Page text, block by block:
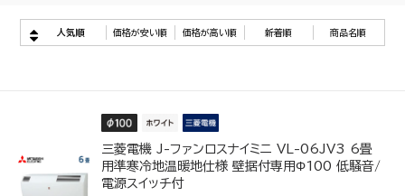
人気順 価格が安い順 価格が高い順 新着順 商品名順
三菱電機 J-ファンロスナイミニ VL-06JV3 6畳
用準寒冷地温暖地仕様 壁据付専用Φ100 低騒音/
電源スイッチ付